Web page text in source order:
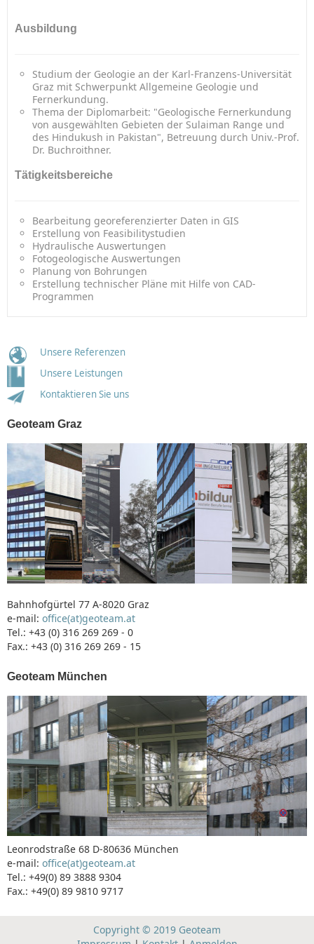
Ausbildung
Studium der Geologie an der Karl-Franzens-Universität
Graz mit Schwerpunkt Allgemeine Geologie und
Fernerkundung.
Thema der Diplomarbeit: "Geologische Fernerkundung
von ausgewählten Gebieten der Sulaiman Range und
des Hindukush in Pakistan", Betreuung durch Univ.-Prof.
Dr. Buchroithner.
Tätigkeitsbereiche
Bearbeitung georeferenzierter Daten in GIS
Erstellung von Feasibilitystudien
Hydraulische Auswertungen
Fotogeologische Auswertungen
Planung von Bohrungen
Erstellung technischer Pläne mit Hilfe von CAD-
Programmen
Unsere Referenzen
Unsere Leistungen
Kontaktieren Sie uns
Geoteam Graz
Bahnhofgürtel 77 A-8020 Graz
e-mail: office(at)geoteam.at
Tel.: +43 (0) 316 269 269 - 0
Fax.: +43 (0) 316 269 269 - 15
Geoteam München
Leonrodstraße 68 D-80636 München
e-mail: office(at)geoteam.at
Tel.: +49(0) 89 3888 9304
Fax.: +49(0) 89 9810 9717
Copyright © 2019 Geoteam